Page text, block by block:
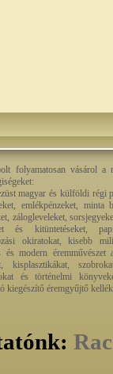
folyamatosan vásárol a
magyar és külföldi régi
emlékpénzeket, minta
zálogleveleket,
és kitüntetéseket,
okiratokat, kisebb
és modern éremművészet
kisplasztikákat,
és történelmi
kiegészítő éremgyűjtő